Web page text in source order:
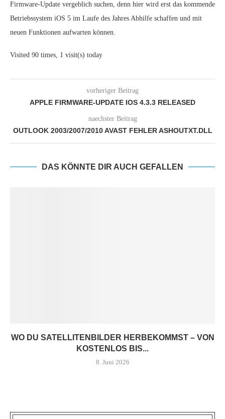
Firmware-Update vergeblich suchen, denn hier wird erst das kommende
Betriebssystem iOS 5 im Laufe des Jahres Abhilfe schaffen und mit
neuen Funktionen aufwarten können.
Visited 90 times, 1 visit(s) today
vorheriger Beitrag
APPLE FIRMWARE-UPDATE IOS 4.3.3 RELEASED
naechster Beitrag
OUTLOOK 2003/2007/2010 AVAST FEHLER ASHOUTXT.DLL
DAS KÖNNTE DIR AUCH GEFALLEN
WO DU SATELLITENBILDER HERBEKOMMST – VON
KOSTENLOS BIS...
8. Juni 2026